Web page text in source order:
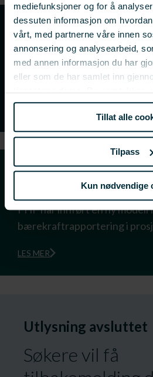
mediefunksjoner og for å
dessuten informasjon om
vårt, med partnerne våre innen
annonsering og analysearbeid,
med annen informasjon du har
eller som de har samlet inn
tjenestene deres. Du samtykker
informasjonskapsler ved å bruke
Tillat alle
Tilpass
Kun nødvendige
Ny digital
Fra 1. januar 2025 har vi gått
søknadsportal for søknader
Bærekraft
FHF har innført en ny modell
bærekraftrapportering i
LES MER
Utlysning avsluttet
Søkere vil få